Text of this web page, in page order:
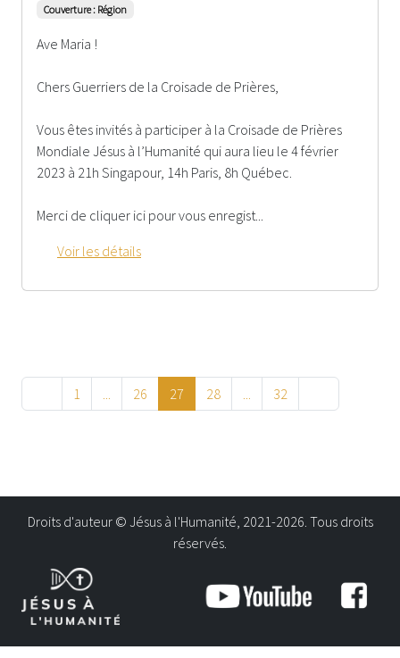
Couverture : Région
Ave Maria !
Chers Guerriers de la Croisade de Prières,
Vous êtes invités à participer à la Croisade de Prières
Mondiale Jésus à l’Humanité qui aura lieu le 4 février
2023 à 21h Singapour, 14h Paris, 8h Québec.
Merci de cliquer ici pour vous enregist...
Voir les détails
1 26 27 28 32
Droits d'auteur © Jésus à l'Humanité, 2021-2026. Tous droits
réservés.